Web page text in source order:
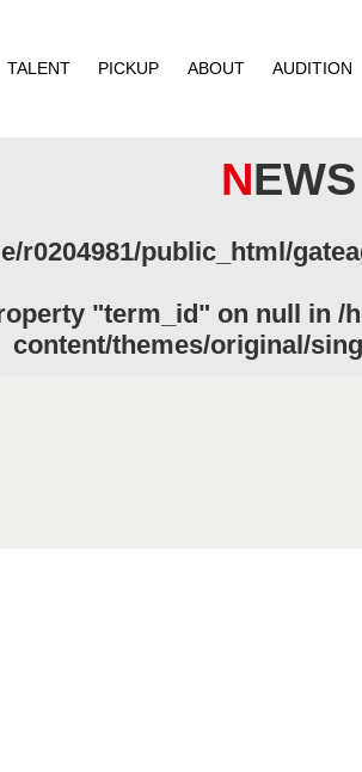
TALENT PICKUP ABOUT AUDITION
NEWS
r0204981/public_html/
"term_id" on null in /
content/themes/original/